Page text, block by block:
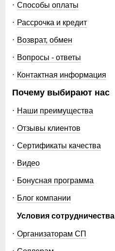
Способы оплаты
Рассрочка и кредит
Возврат, обмен
Вопросы - ответы
Контактная информация
Почему выбирают нас
Наши преимущества
Отзывы клиентов
Сертификаты качества
Видео
Бонусная программа
Блог компании
Условия сотрудничества
Организаторам СП